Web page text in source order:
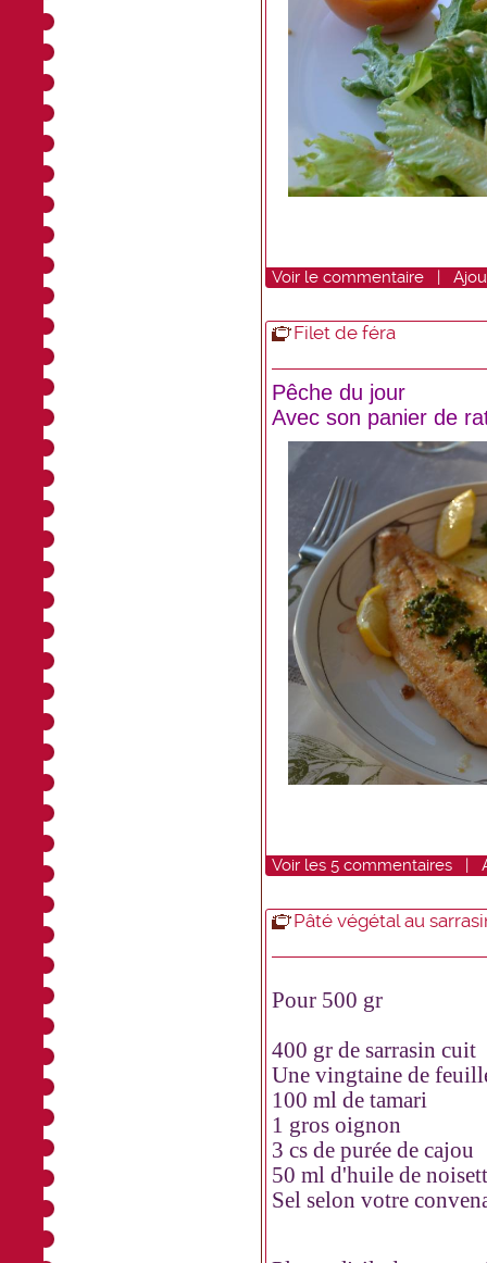
Voir le commentaire |
Filet de féra
Pêche du jour
Avec son panier de
Voir les 5 commentaires |
Pâté végétal au
Pour 500 gr
400 gr de sarrasin cuit
Une vingtaine de
100 ml de tamari
1 gros oignon
3 cs de purée de cajou
50 ml d'huile de
Sel selon votre